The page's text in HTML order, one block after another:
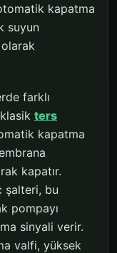
kapatma
suyun
olarak
farklı
ters
kapatma
kapatır.
şalteri, bu
pompayı
sinyali verir.
valfi, yüksek